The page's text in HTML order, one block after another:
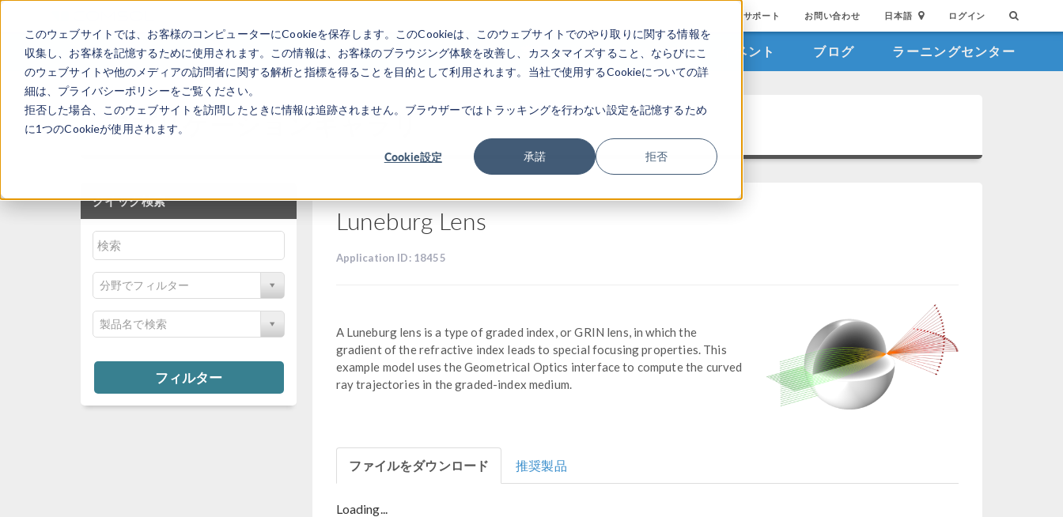
このウェブサイトでは、お客様のコンピューターにCookieを保存します。このCookieは、このウェブサイトでのやり取りに関する情報を
収集し、お客様を記憶するために使用されます。この情報は、お客様のブラウジング体験を改善し、カスタマイズすること、ならびにこ
のウェブサイトや他のメディアの訪問者に関する解析と指標を得ることを目的として利用されます。当社で使用するCookieについての詳
細は、プライバシーポリシーをご覧ください。
拒否した場合、このウェブサイトを訪問したときに情報は追跡されません。ブラウザーではトラッキングを行わない設定を記憶するため
に1つのCookieが使用されます。
Cookie設定 承諾 拒否
サポート お問い合わせ 日本語 ログイン
製品 業界 ビデオギャラリ イベント ブログ ラーニングセンター
アプリケーションギャラリ
クイック検索
分野でフィルター
製品名で検索
フィルター
Luneburg Lens
Application ID: 18455
A Luneburg lens is a type of graded index, or GRIN lens, in which the
gradient of the refractive index leads to special focusing properties. This
example model uses the Geometrical Optics interface to compute the curved
ray trajectories in the graded-index medium.
ファイルをダウンロード 推奨製品
Loading...